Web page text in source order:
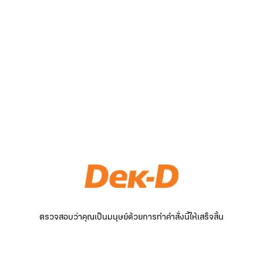
ตรวจสอบว่าคุณเป็นมนุษย์ด้วยการทำคำสั่งนี้ให้เสร็จสิ้น